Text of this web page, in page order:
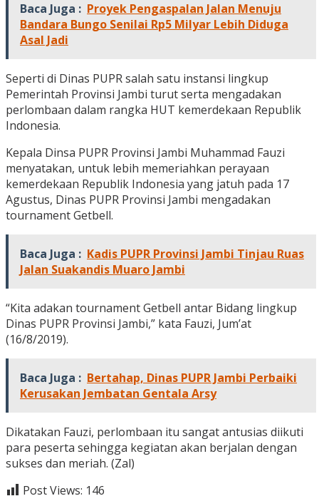
Baca Juga : Proyek Pengaspalan Jalan Menuju
Bandara Bungo Senilai Rp5 Milyar Lebih Diduga
Asal Jadi
Seperti di Dinas PUPR salah satu instansi lingkup
Pemerintah Provinsi Jambi turut serta mengadakan
perlombaan dalam rangka HUT kemerdekaan Republik
Indonesia.
Kepala Dinsa PUPR Provinsi Jambi Muhammad Fauzi
menyatakan, untuk lebih memeriahkan perayaan
kemerdekaan Republik Indonesia yang jatuh pada 17
Agustus, Dinas PUPR Provinsi Jambi mengadakan
tournament Getbell.
Baca Juga : Kadis PUPR Provinsi Jambi Tinjau Ruas
Jalan Suakandis Muaro Jambi
“Kita adakan tournament Getbell antar Bidang lingkup
Dinas PUPR Provinsi Jambi,” kata Fauzi, Jum’at
(16/8/2019).
Baca Juga : Bertahap, Dinas PUPR Jambi Perbaiki
Kerusakan Jembatan Gentala Arsy
Dikatakan Fauzi, perlombaan itu sangat antusias diikuti
para peserta sehingga kegiatan akan berjalan dengan
sukses dan meriah. (Zal)
Post Views: 146